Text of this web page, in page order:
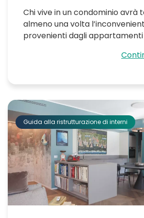
Chi vive in un condominio avrà
almeno una volta
provenienti dagli
Guida alla ristrutturazione di interni